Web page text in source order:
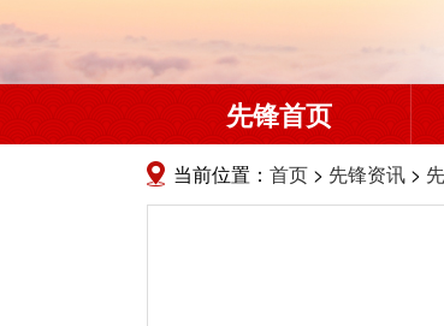
先锋首页
当前位置： 首页 > 先锋资讯 >